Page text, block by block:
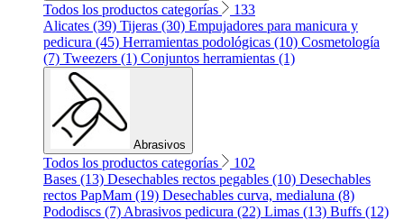
Todos los productos categorías
133
Alicates (39) Tijeras (30) Empujadores para manicura y
pedicura (45) Herramientas podológicas (10) Cosmetología
(7) Tweezers (1) Conjuntos herramientas (1)
Abrasivos
Todos los productos categorías
102
Bases (13) Desechables rectos pegables (10) Desechables
rectos PapMam (19) Desechables curva, medialuna (8)
Pododiscs (7) Abrasivos pedicura (22) Limas (13) Buffs (12)